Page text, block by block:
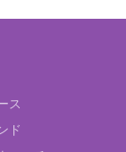
ス
ド